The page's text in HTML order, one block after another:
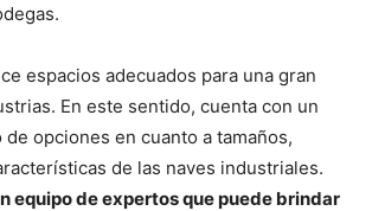
espacios adecuados para una gran
En este sentido, cuenta con un
opciones en cuanto a tamaños,
de las naves industriales.
equipo de expertos que puede brindar